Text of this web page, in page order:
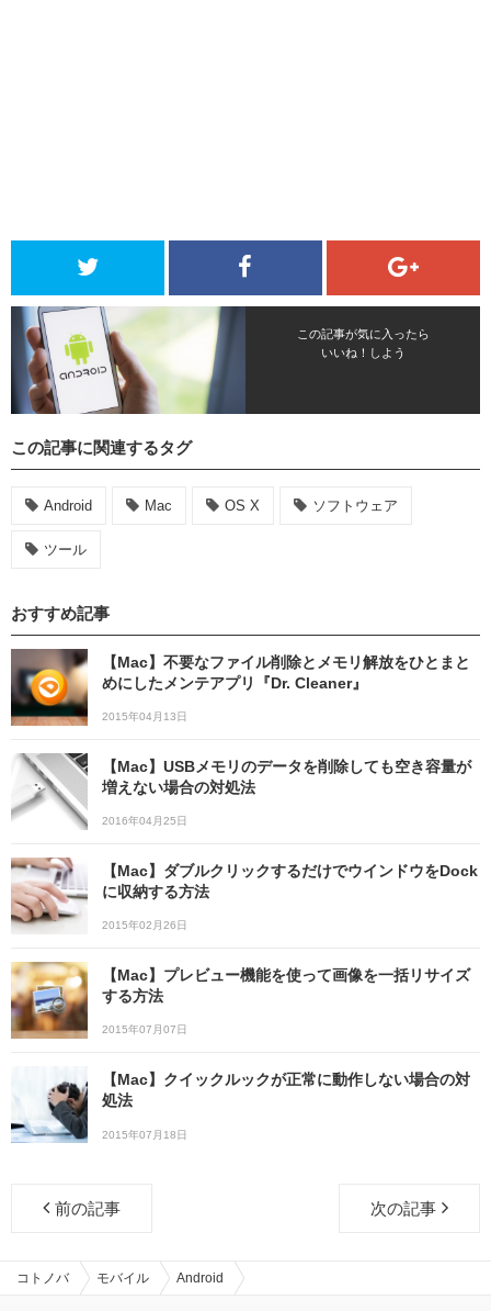
この記事が気に入ったら
いいね！しよう
この記事に関連するタグ
Android Mac OS X ソフトウェア
ツール
おすすめ記事
【Mac】不要なファイル削除とメモリ解放をひとまと
めにしたメンテアプリ『Dr. Cleaner』
2015年04月13日
【Mac】USBメモリのデータを削除しても空き容量が
増えない場合の対処法
2016年04月25日
【Mac】ダブルクリックするだけでウインドウをDock
に収納する方法
2015年02月26日
【Mac】プレビュー機能を使って画像を一括リサイズ
する方法
2015年07月07日
【Mac】クイックルックが正常に動作しない場合の対
処法
2015年07月18日
前の記事 次の記事
コトノバ モバイル Android